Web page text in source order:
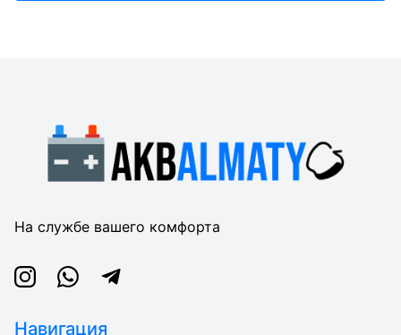
На службе вашего комфорта
InstagramWhatsappTelegram
Навигация